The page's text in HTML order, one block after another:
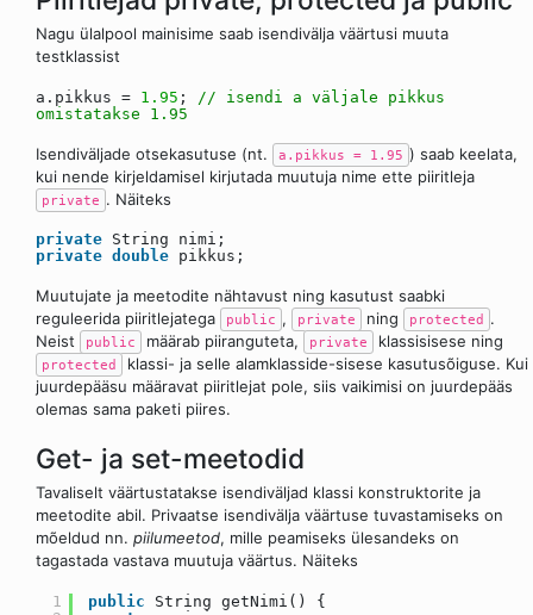
Nagu ülalpool mainisime saab isendivälja väärtusi muuta
testklassist
a.pikkus = 1.95 ;
// isendi a väljale pikkus
omistatakse 1.95
Isendiväljade otsekasutuse (nt. a.pikkus = 1.95 ) saab keelata,
kui nende kirjeldamisel kirjutada muutuja nime ette piiritleja
private . Näiteks
private String nimi;
private double pikkus;
Muutujate ja meetodite nähtavust ning kasutust saabki
reguleerida piiritlejatega
public , private ning protected .
Neist
public määrab piiranguteta, private klassisisese ning
protected
klassi- ja selle alamklasside-sisese kasutusõiguse. Kui
juurdepääsu määravat piiritlejat pole, siis vaikimisi on juurdepääs
olemas sama paketi piires.
Get- ja set-meetodid
Tavaliselt väärtustatakse isendiväljad klassi konstruktorite ja
meetodite abil. Privaatse isendivälja väärtuse tuvastamiseks on
mõeldud nn. piilumeetod, mille peamiseks ülesandeks on
tagastada vastava muutuja väärtus. Näiteks
1
public
String getNimi() {